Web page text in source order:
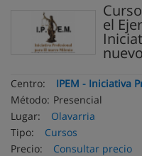
el
Centro:
IPEM - Iniciativa
Método: Presencial
Lugar:
Olavarria
Tipo:
Cursos
Precio:
Consultar precio